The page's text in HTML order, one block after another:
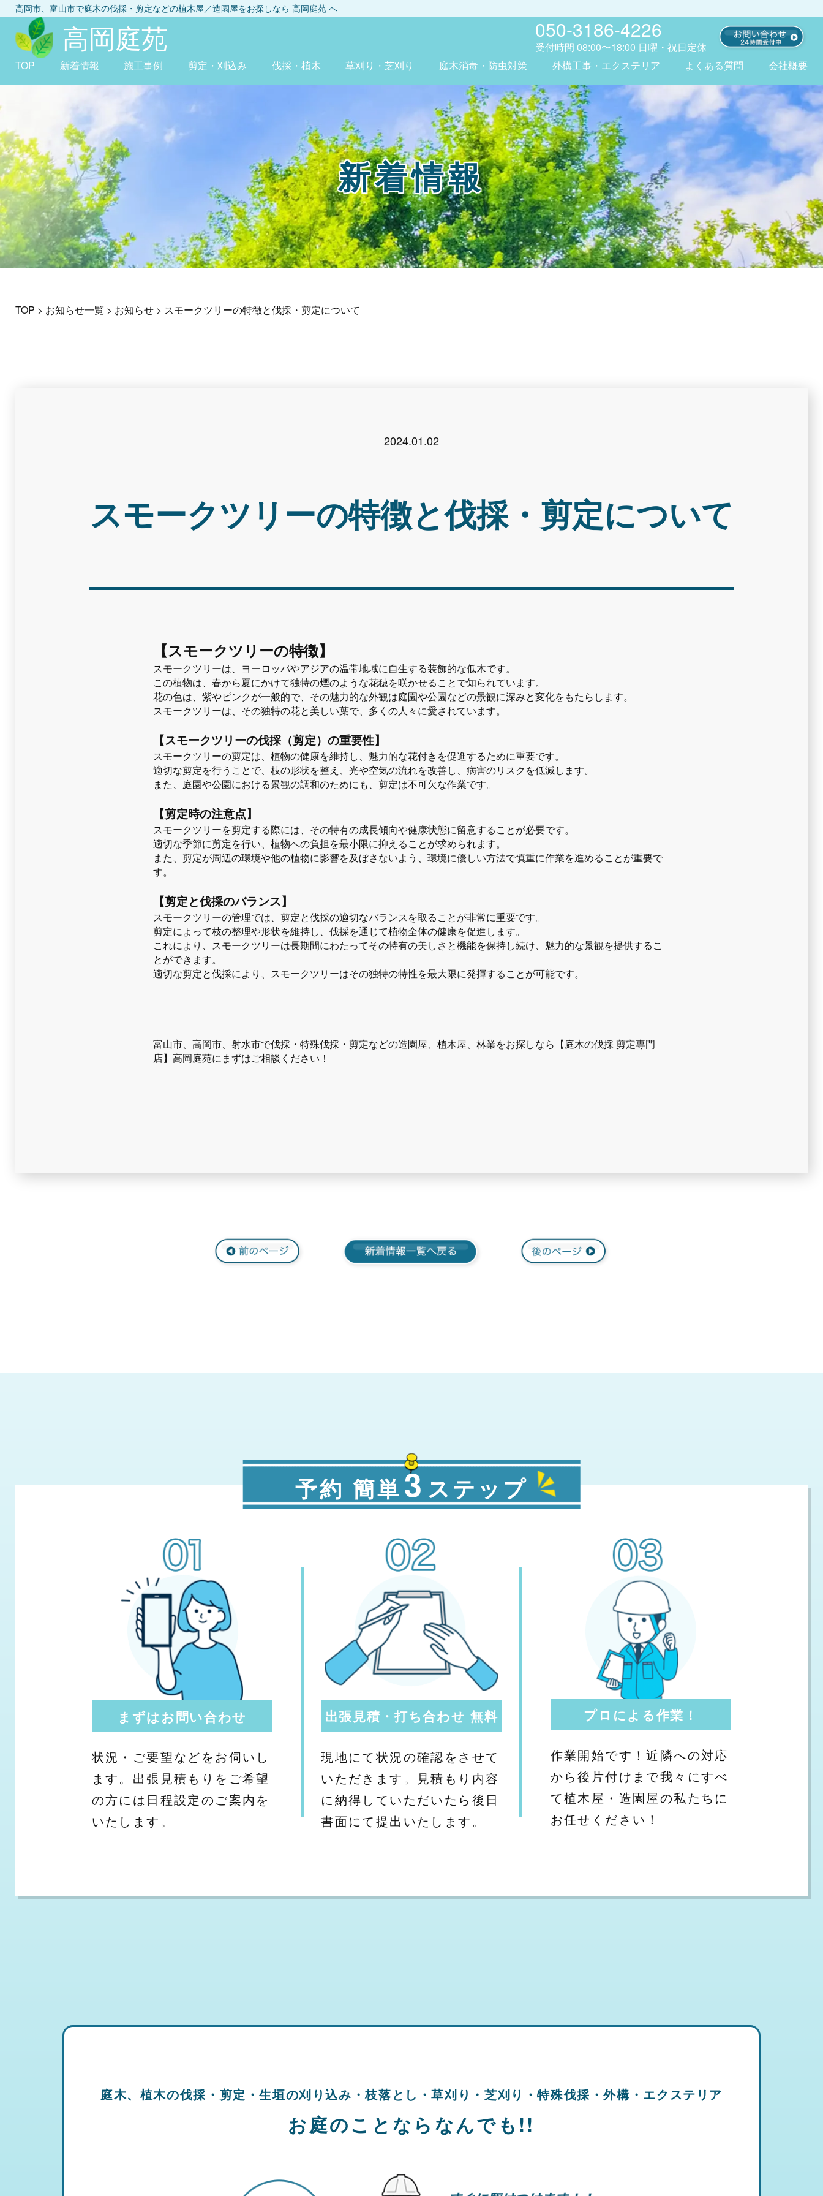
高岡市、富山市で庭木の伐採・剪定などの植木屋／造園屋をお探しなら 高岡庭苑 へ
高岡庭苑 050-3186-4226
受付時間08:00〜18:00 日曜・祝日定休
TOP
新着情報 施工事例 剪定・刈込み 伐採・植木 草刈り・芝刈り 庭木消毒・防虫対策 外構工事・エクステリア よくある質問 会社概要
新着情報
TOP > お知らせ一覧 > お知らせ > スモークツリーの特徴と伐採・剪定について
2024.01.02
スモークツリーの特徴と伐採・剪定について
【スモークツリーの特徴】
スモークツリーは、ヨーロッパやアジアの温帯地域に自生する装飾的な低木です。
この植物は、春から夏にかけて独特の煙のような花穂を咲かせることで知られています。
花の色は、紫やピンクが一般的で、その魅力的な外観は庭園や公園などの景観に深みと変化をもたらします。
スモークツリーは、その独特の花と美しい葉で、多くの人々に愛されています。
【スモークツリーの伐採（剪定）の重要性】
スモークツリーの剪定は、植物の健康を維持し、魅力的な花付きを促進するために重要です。
適切な剪定を行うことで、枝の形状を整え、光や空気の流れを改善し、病害のリスクを低減します。
また、庭園や公園における景観の調和のためにも、剪定は不可欠な作業です。
【剪定時の注意点】
スモークツリーを剪定する際には、その特有の成長傾向や健康状態に留意することが必要です。
適切な季節に剪定を行い、植物への負担を最小限に抑えることが求められます。
また、剪定が周辺の環境や他の植物に影響を及ぼさないよう、環境に優しい方法で慎重に作業を進めることが重要で
す。
【剪定と伐採のバランス】
スモークツリーの管理では、剪定と伐採の適切なバランスを取ることが非常に重要です。
剪定によって枝の整理や形状を維持し、伐採を通じて植物全体の健康を促進します。
これにより、スモークツリーは長期間にわたってその特有の美しさと機能を保持し続け、魅力的な景観を提供するこ
とができます。
適切な剪定と伐採により、スモークツリーはその独特の特性を最大限に発揮することが可能です。
富山市、高岡市、射水市で伐採・特殊伐採・剪定などの造園屋、植木屋、林業をお探しなら【庭木の伐採 剪定専門
店】高岡庭苑にまずはご相談ください！
予約 簡単3 ステップ
まずはお問い合わせ
状況・ご要望などをお伺いし
ます。出張見積もりをご希望
の方には日程設定のご案内を
いたします。
出張見積・打ち合わせ 無料
現地にて状況の確認をさせて
いただきます。見積もり内容
に納得していただいたら後日
書面にて提出いたします。
プロによる作業！
作業開始です！近隣への対応
から後片付けまで我々にすべ
て植木屋・造園屋の私たちに
お任せください！
庭木、植木の伐採・剪定・生垣の刈り込み・枝落とし・草刈り・ 芝刈り・特殊伐採・外構・エクステリア
お庭のことならなんでも!!